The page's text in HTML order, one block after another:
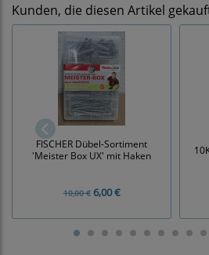
Kunden, die diesen Artikel
FISCHER Dübel-Sortiment
'Meister Box UX' mit Haken
10,00 €6,00 €